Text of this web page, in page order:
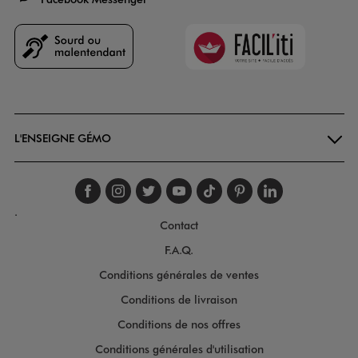
Faciliti
L'ENSEIGNE GÉMO
Suivez-nous sur
Suivez-nous sur
Suivez-nous sur
Suivez-nous
Suivez-nous
Suivez-
.
Contact
F.A.Q.
Conditions générales de ventes
Conditions de livraison
Conditions de nos offres
Conditions générales d'utilisation